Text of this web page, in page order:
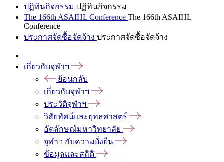
ปฏิทินกิจกรรม ปฏิทินกิจกรรม
The 166th ASAIHL Conference The 166th ASAIHL
Conference
ประกาศจัดซื้อจัดจ้าง ประกาศจัดซื้อจัดจ้าง
เกี่ยวกับจุฬาฯ
ย้อนกลับ
เกี่ยวกับจุฬาฯ
ประวัติจุฬาฯ
วิสัยทัศน์และยุทธศาสตร์
อัตลักษณ์มหาวิทยาลัย
จุฬาฯ กับความยั่งยืน
ข้อมูลและสถิติ